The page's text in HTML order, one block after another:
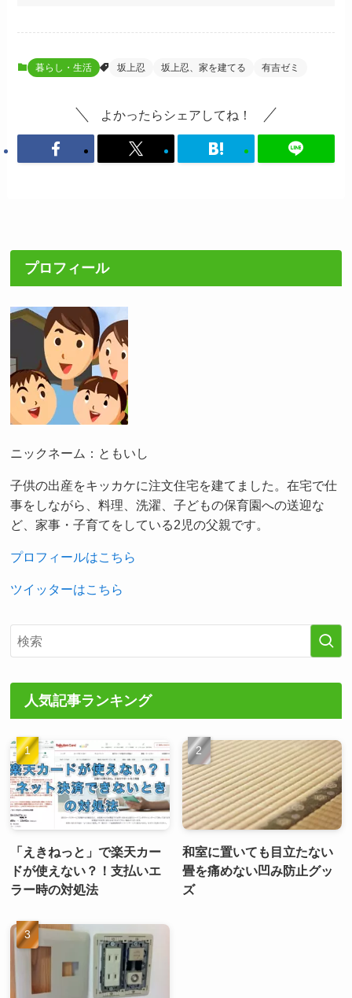
暮らし・生活 坂上忍 坂上忍、家を建てる 有吉ゼミ
よかったらシェアしてね！
プロフィール
ニックネーム：ともいし
子供の出産をキッカケに注文住宅を建てました。在宅で仕
事をしながら、料理、洗濯、子どもの保育園への送迎な
ど、家事・子育てをしている2児の父親です。
プロフィールはこちら
ツイッターはこちら
人気記事ランキング
「えきねっと」で楽天カー
ドが使えない？！支払いエ
ラー時の対処法
和室に置いても目立たない
畳を痛めない凹み防止グッ
ズ